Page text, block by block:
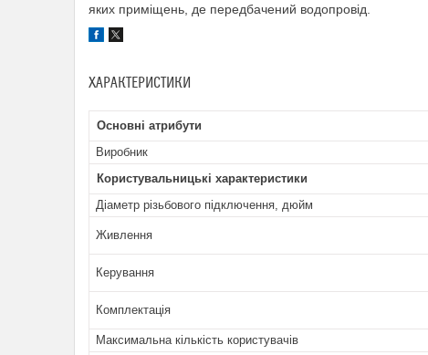
яких приміщень, де передбачений водопровід.
ХАРАКТЕРИСТИКИ
Основні атрибути
Виробник
Користувальницькі характеристики
Діаметр різьбового підключення, дюйм
Живлення
Керування
Комплектація
Максимальна кількість користувачів